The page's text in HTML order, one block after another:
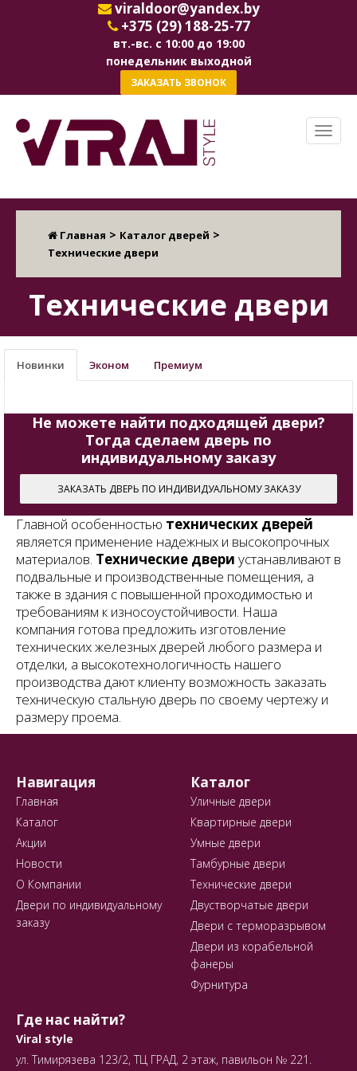
viraldoor@yandex.by
+375 (29) 188-25-77
вт.-вс. с 10:00 до 19:00
понедельник выходной
ЗАКАЗАТЬ ЗВОНОК
Главная > Каталог дверей >
Технические двери
Технические двери
Новинки Эконом Премиум
Не можете найти подходящей двери?
Тогда сделаем дверь по
индивидуальному заказу
ЗАКАЗАТЬ ДВЕРЬ ПО ИНДИВИДУАЛЬНОМУ ЗАКАЗУ
Главной особенностью технических дверей
является применение надежных и высокопрочных
материалов. Технические двери устанавливают в
подвальные и производственные помещения, а
также в здания с повышенной проходимостью и
требованиям к износоустойчивости. Наша
компания готова предложить изготовление
технических железных дверей любого размера и
отделки, а высокотехнологичность нашего
производства дают клиенту возможность заказать
техническую стальную дверь по своему чертежу и
размеру проема.
Навигация
Главная
Каталог
Акции
Новости
О Компании
Двери по индивидуальному
заказу
Каталог
Уличные двери
Квартирные двери
Умные двери
Тамбурные двери
Технические двери
Двустворчатые двери
Двери с терморазрывом
Двери из корабельной
фанеры
Фурнитура
Где нас найти?
Viral style
ул. Тимирязева 123/2, ТЦ ГРАД, 2 этаж, павильон № 221.